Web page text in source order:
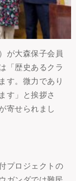
が大森保子会員
「歴史あるクラ
す。微力であり
す」と挨拶さ
寄せられまし
プロジェクトの